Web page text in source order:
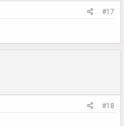
#17
#18